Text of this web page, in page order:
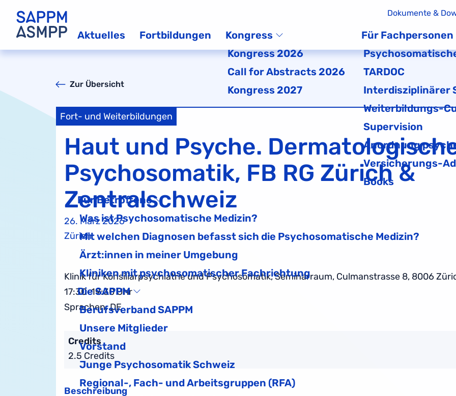
Dokumente &
Aktuelles Fortbildungen
Kongress
Kongress 2026
Call for Abstracts 2026
Kongress 2027
Für Fachpersonen
TARDOC
Interdisziplinärer
Weiterbildungs-
Supervision
Anordnung
Versicherungs-
Books
Für Betroffene
Was ist Psychosomatische Medizin?
Mit welchen Diagnosen befasst sich die Psychosomatische Medizin?
Ärzt:innen in meiner Umgebung
Kliniken mit psychosomatischer Fachrichtung
Die SAPPM
Berufsverband SAPPM
Unsere Mitglieder
Vorstand
Junge Psychosomatik Schweiz
Regional-, Fach- und Arbeitsgruppen (RFA)
Zur Übersicht
Fort- und Weiterbildungen
Haut und Psyche.
Psychosomatik, FB RG Zürich &
Zentralschweiz
26. März 2026
Zürich
Klinik für Konsiliarpsychiatrie und Psychosomatik, Seminarraum, Culmanstrasse 8, 8006
17:30–19:30 Uhr
Sprachen: DE
Credits
2.5 Credits
Beschreibung